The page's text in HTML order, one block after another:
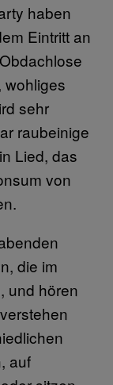
haben
Eintritt an
wohliges
sehr
raubeinige
Lied, das
von
die im
und hören
auf